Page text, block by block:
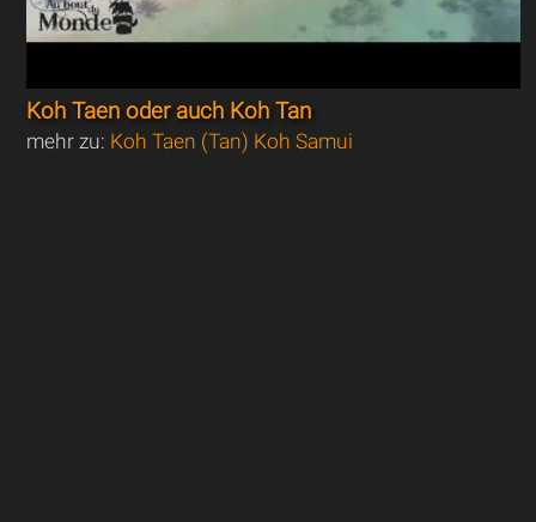
Koh Taen oder auch Koh Tan
mehr zu: Koh Taen (Tan) Koh Samui